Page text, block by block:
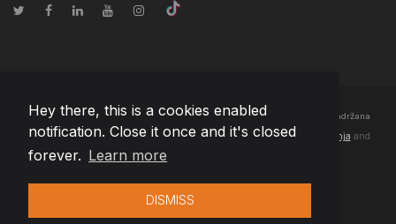
Hey there, this is a cookies enabled
notification. Close it once and it's closed
forever. Learn more
DISMISS
© Autorska prava 2026 Team Extension Bosnia Herzegovina - Sva prava zadržana
Changelog● Korišćenjem ove stranice slažete se sa našimPravila korištenja and
Politika privatnosti